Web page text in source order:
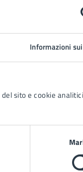
Informazioni
sito e cookie